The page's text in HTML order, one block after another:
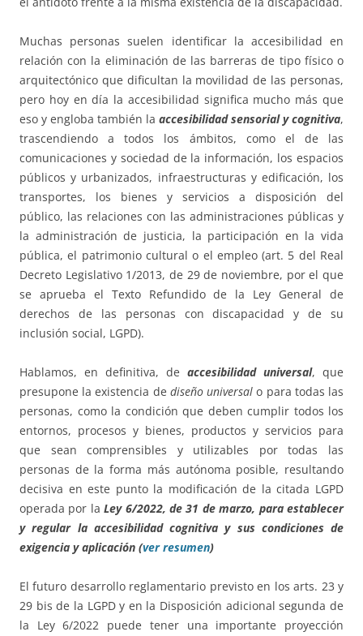
Muchas personas suelen identificar la accesibilidad en
relación con la eliminación de las barreras de tipo físico o
arquitectónico que dificultan la movilidad de las personas,
pero hoy en día la accesibilidad significa mucho más que
eso y engloba también la accesibilidad sensorial y cognitiva,
trascendiendo a todos los ámbitos, como el de las
comunicaciones y sociedad de la información, los espacios
públicos y urbanizados, infraestructuras y edificación, los
transportes, los bienes y servicios a disposición del
público, las relaciones con las administraciones públicas y
la administración de justicia, la participación en la vida
pública, el patrimonio cultural o el empleo (art. 5 del Real
Decreto Legislativo 1/2013, de 29 de noviembre, por el que
se aprueba el Texto Refundido de la Ley General de
derechos de las personas con discapacidad y de su
inclusión social, LGPD).
Hablamos, en definitiva, de accesibilidad universal, que
presupone la existencia de diseño universal o para todas las
personas, como la condición que deben cumplir todos los
entornos, procesos y bienes, productos y servicios para
que sean comprensibles y utilizables por todas las
personas de la forma más autónoma posible, resultando
decisiva en este punto la modificación de la citada LGPD
operada por laLey 6/2022, de 31 de marzo, para establecer
y regular la accesibilidad cognitiva y sus condiciones de
exigencia y aplicación (ver resumen)
El futuro desarrollo reglamentario previsto en los arts. 23 y
29 bis de la LGPD y en la Disposición adicional segunda de
la Ley 6/2022 puede tener una importante proyección